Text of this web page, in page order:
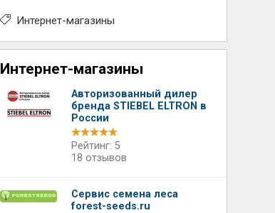
Интернет-магазины
Интернет-магазины
Авторизованный дилер
бренда STIEBEL ELTRON в
России
Рейтинг: 5
18 отзывов
Сервис семена леса
forest-seeds.ru